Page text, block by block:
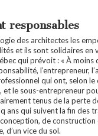
responsables
des architectes les
et ils sont solidaires en
qui prévoit : « À moins
l’entrepreneur,
qui ont, selon le
et le sous-entrepreneur
tenus de la perte
ans qui suivent la fin des
de
d’un vice du sol.